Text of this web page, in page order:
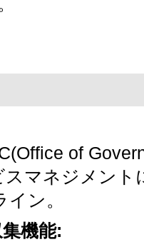
of
スマネジメン
ン。
機能: